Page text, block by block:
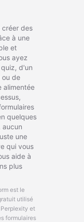
des
à une
et
ayez
d'un
ou de
alimentée
quelques
aucun
une
qui vous
aide à
plus
est le
utilisé
et
formulaires